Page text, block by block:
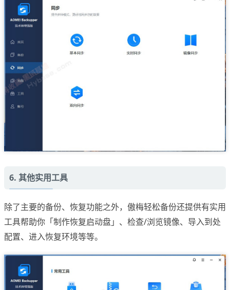
6. 其他实用工具
除了主要的备份、恢复功能之外，傲梅轻松备份还提供有实用
工具帮助你「制作恢复启动盘」、检查/浏览镜像、导入到处
配置、进入恢复环境等等。